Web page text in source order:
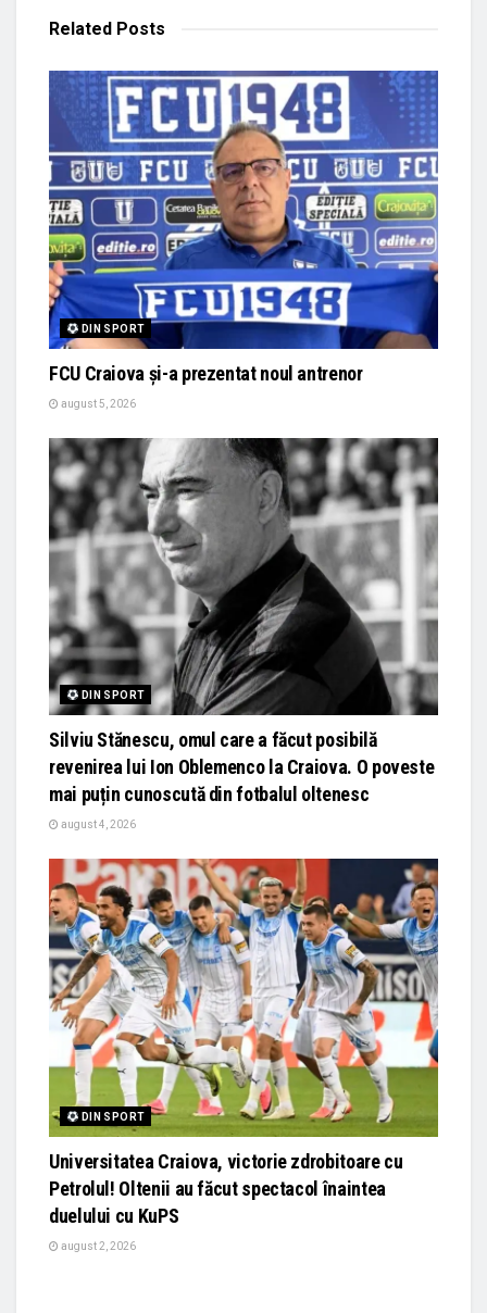
Related Posts
DIN SPORT
FCU Craiova și-a prezentat noul antrenor
august 5, 2026
DIN SPORT
Silviu Stănescu, omul care a făcut posibilă
revenirea lui Ion Oblemenco la Craiova. O poveste
mai puțin cunoscută din fotbalul oltenesc
august 4, 2026
DIN SPORT
Universitatea Craiova, victorie zdrobitoare cu
Petrolul! Oltenii au făcut spectacol înaintea
duelului cu KuPS
august 2, 2026